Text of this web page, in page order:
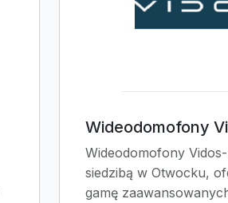
Wideodomofony
Wideodomofony
siedzibą w Otwocku,
gamę